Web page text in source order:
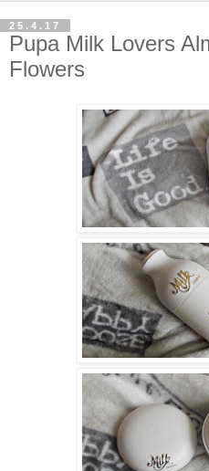
25.4.17
Pupa Milk Lovers
Flowers